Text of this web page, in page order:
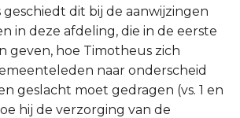
dit bij de aanwijzingen
in deze afdeling, die in de eerste
geven, hoe Timotheus zich
naar onderscheid
geslacht moet gedragen (vs. 1 en
hij de verzorging van de